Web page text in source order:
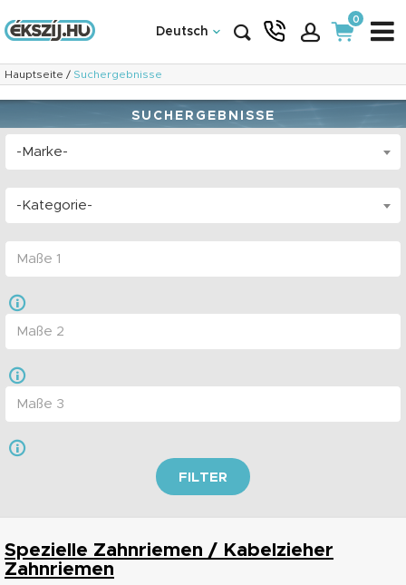
Deutsch
0
Hauptseite / Suchergebnisse
SUCHERGEBNISSE
-Marke-
-Kategorie-
FILTER
Spezielle Zahnriemen / Kabelzieher
Zahnriemen